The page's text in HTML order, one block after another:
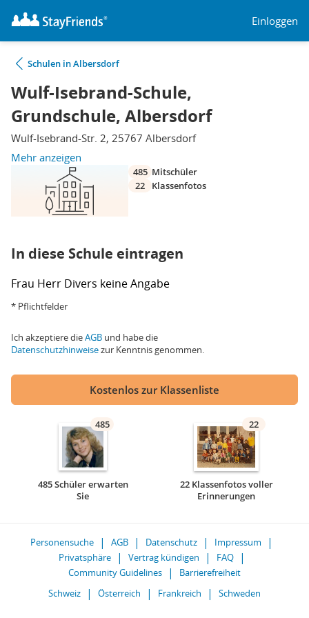
Einloggen
Schulen in Albersdorf
Wulf-Isebrand-Schule,
Grundschule, Albersdorf
Wulf-Isebrand-Str. 2, 25767 Albersdorf
Mehr anzeigen
485 Mitschüler
22
Klassenfotos
In diese Schule eintragen
Frau Herr Divers keine Angabe
* Pflichtfelder
Ich akzeptiere dieAGB und habe die
Datenschutzhinweisezur Kenntnis genommen.
Kostenlos zur Klassenliste
485
485 Schüler erwarten
Sie
22
22 Klassenfotos voller
Erinnerungen
Personensuche AGB Datenschutz
Impressum
Privatsphäre
Vertrag kündigen
FAQ
Community Guidelines
Barrierefreiheit
Schweiz
Österreich Frankreich Schweden